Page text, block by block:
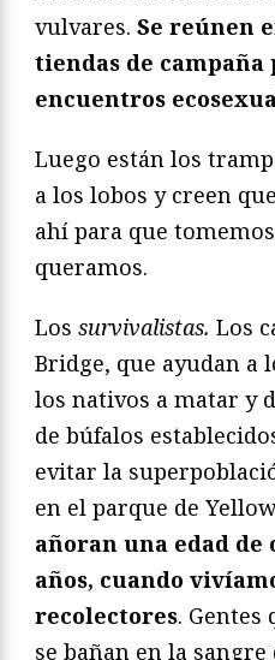
vulvares. Se reúnen
tiendas de
encuentros
Luego están los
a los lobos y creen
ahí para que
queramos.
Los survivalistas. Los
Bridge, que ayudan a
los nativos a matar y
de búfalos
evitar la
en el parque de
añoran una edad de
años, cuando
recolectores. Gentes
se bañan en la